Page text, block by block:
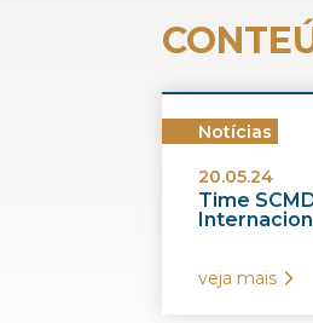
Notícias
20.05.24
Time
veja mais